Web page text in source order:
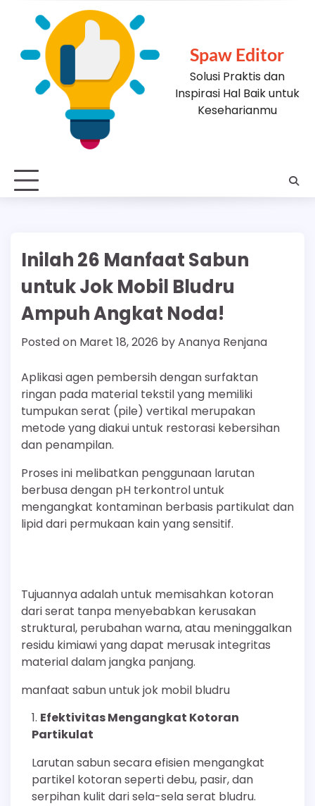
Spaw Editor
Solusi Praktis dan
Inspirasi Hal Baik untuk
Keseharianmu
Inilah 26 Manfaat Sabun
untuk Jok Mobil Bludru
Ampuh Angkat Noda!
Posted on Maret 18, 2026 byAnanya Renjana
Aplikasi agen pembersih dengan surfaktan
ringan pada material tekstil yang memiliki
tumpukan serat (pile) vertikal merupakan
metode yang diakui untuk restorasi kebersihan
dan penampilan.
Proses ini melibatkan penggunaan larutan
berbusa dengan pH terkontrol untuk
mengangkat kontaminan berbasis partikulat dan
lipid dari permukaan kain yang sensitif.
Tujuannya adalah untuk memisahkan kotoran
dari serat tanpa menyebabkan kerusakan
struktural, perubahan warna, atau meninggalkan
residu kimiawi yang dapat merusak integritas
material dalam jangka panjang.
manfaat sabun untuk jok mobil bludru
Efektivitas Mengangkat Kotoran
Partikulat
Larutan sabun secara efisien mengangkat
partikel kotoran seperti debu, pasir, dan
serpihan kulit dari sela-sela serat bludru.